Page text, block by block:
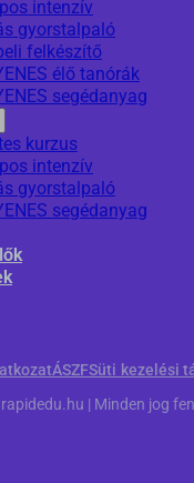
intenzív
gyorstalpaló
felkészítő
élő tanórák
segédanyag
kurzus
intenzív
gyorstalpaló
segédanyag
ÁSZFSüti kezelési
| Minden jog